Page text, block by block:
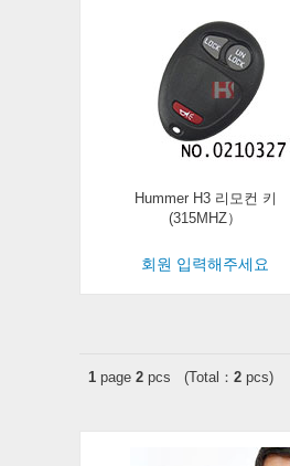
Hummer H3 리모컨 키
(315MHZ）
회원 입력해주세요
1 page 2 pcs (Total： 2 pcs)